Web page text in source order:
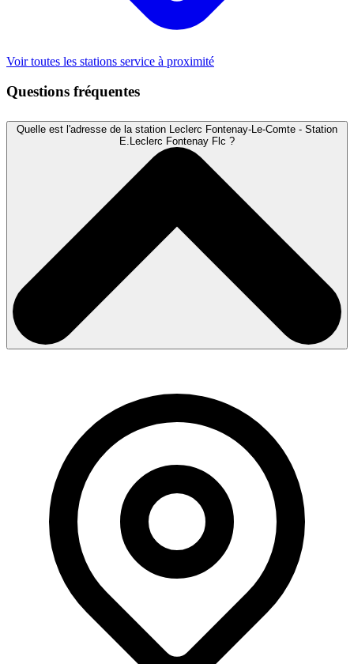
Voir toutes les stations service à proximité
Questions fréquentes
Quelle est l'adresse de la station Leclerc Fontenay-Le-Comte - Station
E.Leclerc Fontenay Flc ?